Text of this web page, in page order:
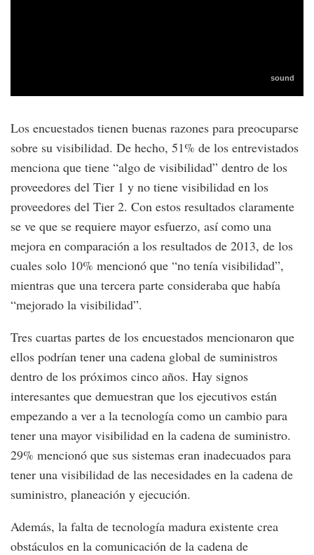
Los encuestados tienen buenas razones para preocuparse
sobre su visibilidad. De hecho, 51% de los entrevistados
menciona que tiene “algo de visibilidad” dentro de los
proveedores del Tier 1 y no tiene visibilidad en los
proveedores del Tier 2. Con estos resultados claramente
se ve que se requiere mayor esfuerzo, así como una
mejora en comparación a los resultados de 2013, de los
cuales solo 10% mencionó que “no tenía visibilidad”,
mientras que una tercera parte consideraba que había
“mejorado la visibilidad”.
Tres cuartas partes de los encuestados mencionaron que
ellos podrían tener una cadena global de suministros
dentro de los próximos cinco años. Hay signos
interesantes que demuestran que los ejecutivos están
empezando a ver a la tecnología como un cambio para
tener una mayor visibilidad en la cadena de suministro.
29% mencionó que sus sistemas eran inadecuados para
tener una visibilidad de las necesidades en la cadena de
suministro, planeación y ejecución.
Además, la falta de tecnología madura existente crea
obstáculos en la comunicación de la cadena de